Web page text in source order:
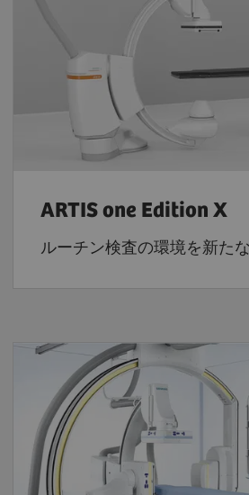
ARTIS one Edition X
ルーチン検査の環境を新た